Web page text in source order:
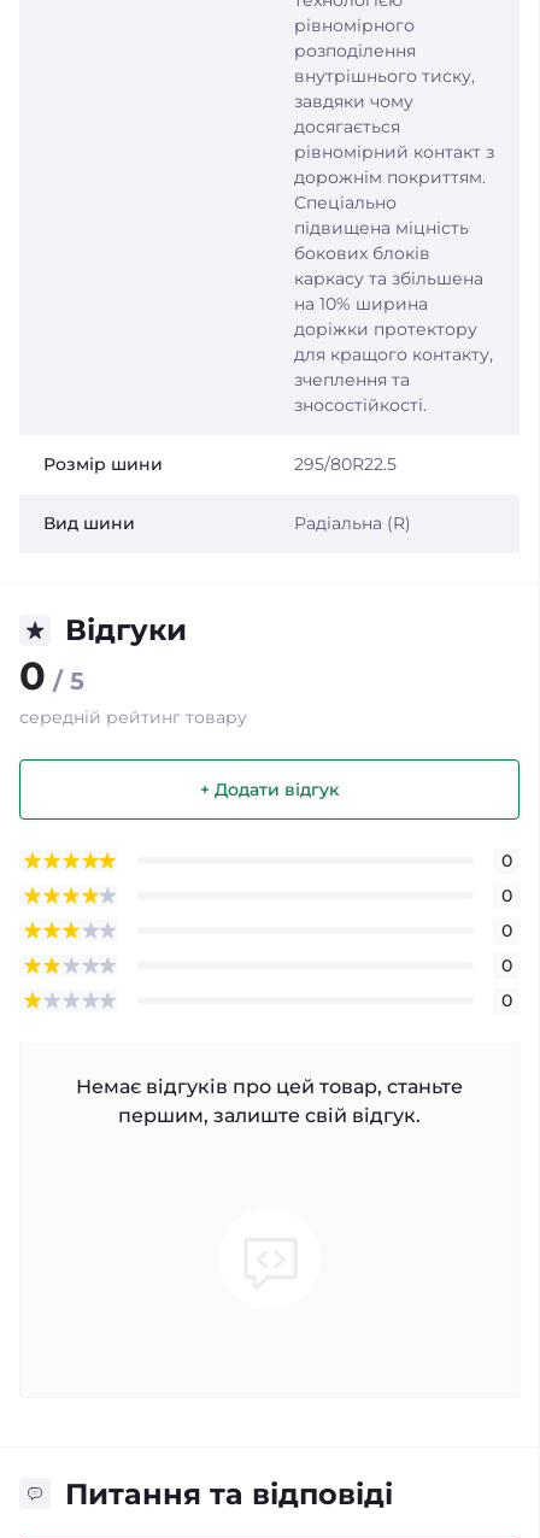
рівномірного
розподілення
внутрішнього тиску,
завдяки чому
досягається
рівномірний контакт з
дорожнім покриттям.
Спеціально
підвищена міцність
бокових блоків
каркасу та збільшена
на 10% ширина
доріжки протектору
для кращого контакту,
зчеплення та
зносостійкості.
Розмір шини 295/80R22.5
Вид шини Радіальна (R)
Відгуки
0 / 5
середній рейтинг товару
+ Додати відгук
0
0
0
0
0
Немає відгуків про цей товар, станьте
першим, залиште свій відгук.
Питання та відповіді